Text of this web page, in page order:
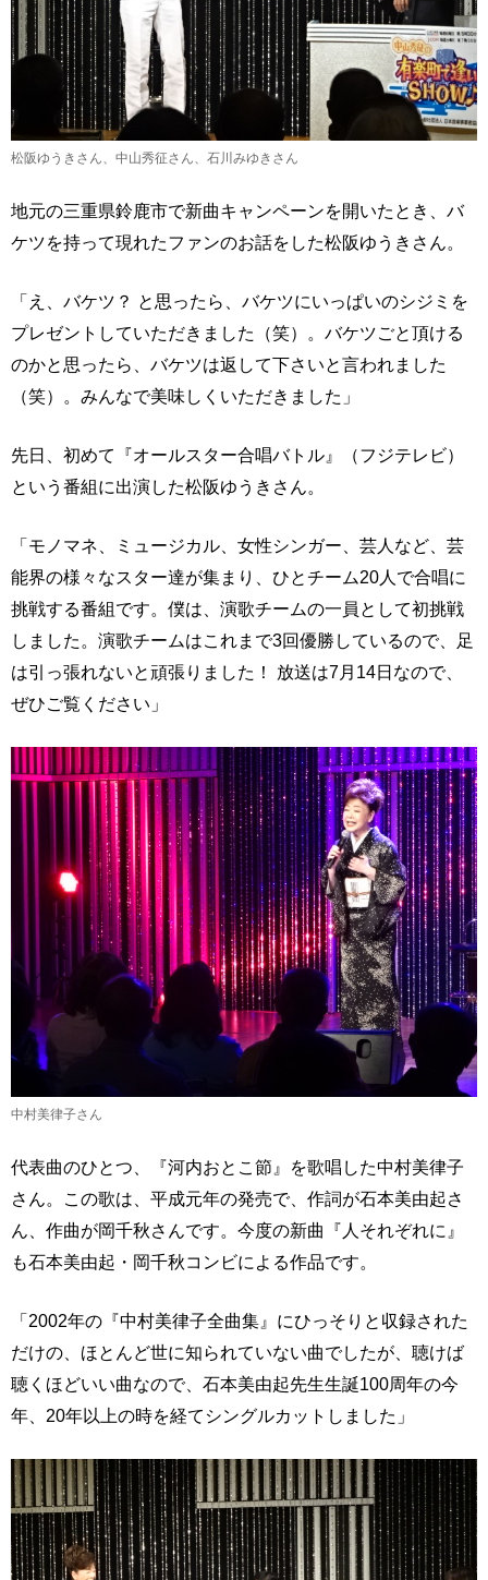
松阪ゆうきさん、中山秀征さん、石川みゆきさん
地元の三重県鈴鹿市で新曲キャンペーンを開いたとき、バ
ケツを持って現れたファンのお話をした松阪ゆうきさん。
「え、バケツ？ と思ったら、バケツにいっぱいのシジミを
プレゼントしていただきました（笑）。バケツごと頂ける
のかと思ったら、バケツは返して下さいと言われました
（笑）。みんなで美味しくいただきました」
先日、初めて『オールスター合唱バトル』（フジテレビ）
という番組に出演した松阪ゆうきさん。
「モノマネ、ミュージカル、女性シンガー、芸人など、芸
能界の様々なスター達が集まり、ひとチーム20人で合唱に
挑戦する番組です。僕は、演歌チームの一員として初挑戦
しました。演歌チームはこれまで3回優勝しているので、足
は引っ張れないと頑張りました！ 放送は7月14日なので、
ぜひご覧ください」
中村美律子さん
代表曲のひとつ、『河内おとこ節』を歌唱した中村美律子
さん。この歌は、平成元年の発売で、作詞が石本美由起さ
ん、作曲が岡千秋さんです。今度の新曲『人それぞれに』
も石本美由起・岡千秋コンビによる作品です。
「2002年の『中村美律子全曲集』にひっそりと収録された
だけの、ほとんど世に知られていない曲でしたが、聴けば
聴くほどいい曲なので、石本美由起先生生誕100周年の今
年、20年以上の時を経てシングルカットしました」